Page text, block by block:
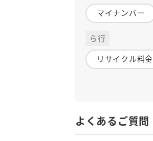
マイナンバー
ら行
リサイクル料金
よくあるご質問